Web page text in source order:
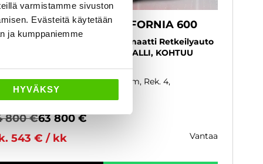
varmistamme sivuston
Evästeitä käytetään
ja kumppaniemme
HYVÄKSY
GRAND CALIFORNIA 600
2.0 TDI 130 kW (177 hv) Automaatti Retkeilyauto
kortti - NÄYTTÄVÄ SUOSIKKIMALLI, KOHTUU
, Automaatti, Diesel, 39 000 km, Rek. 4,
4
Käytetty
800 €63 800 €
543 € / kk
vantaa